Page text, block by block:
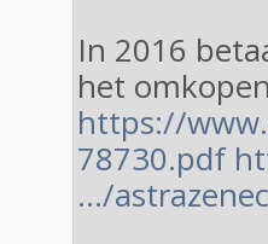
In 2016
het
https://
78730.pdf
…/